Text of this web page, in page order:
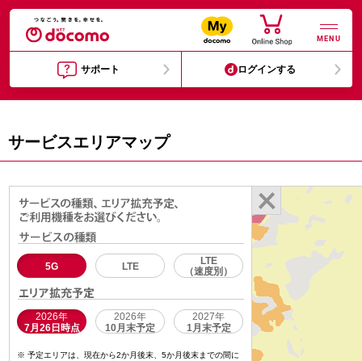
MENU
サポート ログインする
サービスエリアマップ
5G LTE
LTE
（速度別）
2026年
7月26日時点
2026年
10月末予定
2027年
1月末予定
予定エリアは、現在から2か月後末、5か月後末までの間に